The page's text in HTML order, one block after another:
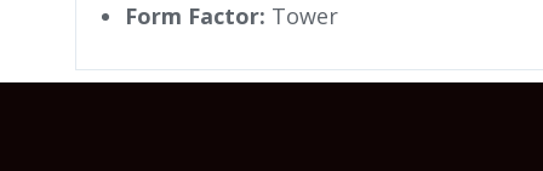
Form Factor: Tower